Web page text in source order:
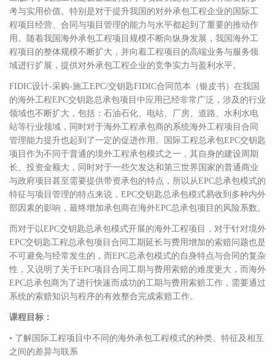
考与实用价值。特别是对于提升我国的对外承包工程企业的国际工
程项目经营、合同与项目管理的能力与水平都起到了重要的推动作
用。随着我国海外承包工程项目规模不断向纵身发展，我国海外工
程项目的整体规模不断扩大，并向着工程项目的高端业务与服务领
域进行扩展，提供对外承包工程企业的竞争实力与盈利水平。
FIDIC设计-采购-施工EPC/交钥匙FIDIC合同范本（银皮书）在我国
的海外工程EPC交钥匙总承包项目中应用已经非常广泛，涉及的行业
领域也不断扩大，包括：石油石化、电站、厂房、道路、水利水电
站等行业领域，同时对于海外工程承包商的系统海外工程项目合同
管理能力提升也起到了一定的促进作用。国际工程总承包EPC交钥匙
项目作为不同于普通的境外工程承包模式之一，其自身的建设周期
长、投资金额大，同时对于一些欠发达和第三世界国家的普通商业
与政府项目甚至需要提供带资承包的特点，所以从EPC总承包模式的
特征与项目管理的特点来说，EPC交钥匙总承包模式易收到多种内外
部因素的影响，最终增加承包商在海外EPC总承包项目的风险系数。
而对于以EPC交钥匙总承包模式开展的海外工程项目，对于针对境外
EPC交钥匙工程总承包项目合同工期延长与费用增加的索赔问题也是
不可避免与经常发生的，而EPC总承包模式的自身特点与合同的复杂
性，又说明了关于EPC项目合同工期与费用索赔的难度更大，而海外
EPC总承包商为了进行快速而成功的工期与费用索赔工作，需要通过
系统的索赔知识与程序的有效整合完成索赔工作。
课程目标：
• 了解国际工程项目中不同的海外承包工程模式的种类、特征及相互
之间的差异与联系